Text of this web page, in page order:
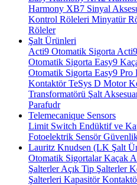
Harmony XB7 Sinyal
Kontrol Röleleri Minyatür
Röleler
Şalt Ürünleri
Acti9 Otomatik Sigorta
Otomatik Sigorta Easy9
Otomatik Sigorta Easy9 Pro
KontaktörTeSys D Motor
Transformatörü Şalt
Parafudr
Telemecanique Sensors
Limit Switch Endüktif ve
Fotoelektrik Sensör
Lauritz Knudsen (LK Şalt
Otomatik SigortalarKaçak
ŞalterlerAçık Tip Şalterler
Şalterleri Kapasitör